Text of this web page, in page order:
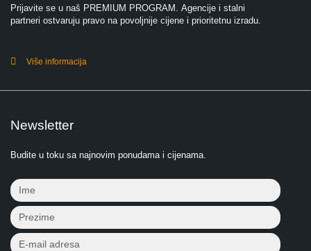
Prijavite se u naš PREMIUM PROGRAM. Agencije i stalni
partneri ostvaruju pravo na povoljnije cijene i prioritetnu izradu.
Više informacija
Newsletter
Budite u toku sa najnovim ponudama i cijenama.